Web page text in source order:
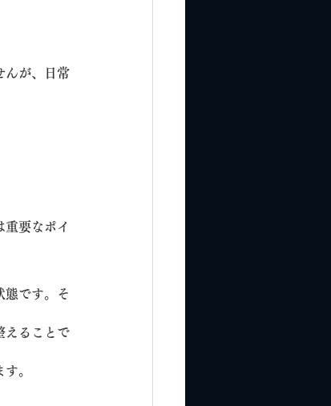
んが、日常
要なポイ
態です。そ
えることで
。